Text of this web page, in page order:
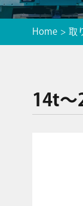
Home 取
14t〜